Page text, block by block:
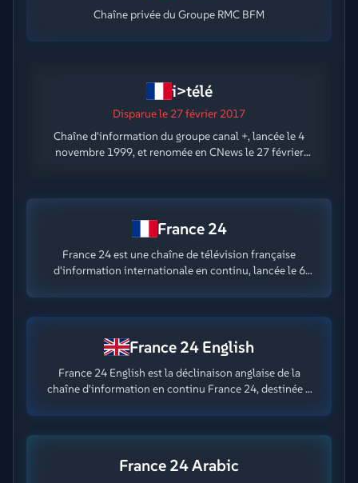
Chaîne privée du Groupe RMC BFM
i>télé
Disparuele 27 février 2017
Chaîne d'information du groupe canal +, lancée le 4
novembre 1999, et renomée en CNews le 27 février
France 24
France 24 est une chaîne de télévision française
d'information internationale en continu, lancée le 6
France 24 English
France 24 English est la déclinaison anglaise de la
chaîne d'information en continu France 24, destinée a
France 24 Arabic